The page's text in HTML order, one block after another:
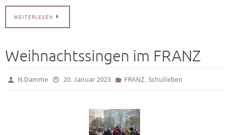
WEITERLESEN
Weihnachtssingen im FRANZ
N.Damme 20. Januar 2023 FRANZ, Schulleben